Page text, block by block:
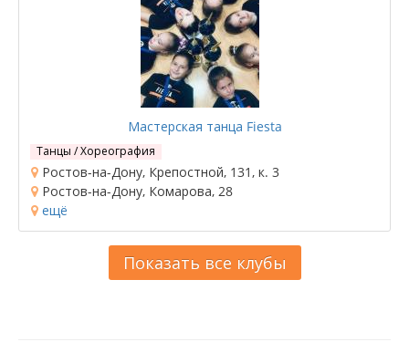
Мастерская танца Fiesta
Танцы / Хореография
Ростов-на-Дону, Крепостной, 131, к. 3
Ростов-на-Дону, Комарова, 28
ещё
Показать все клубы